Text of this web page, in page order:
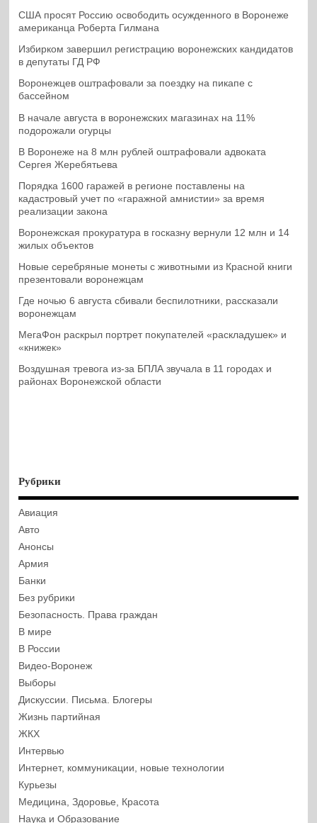
США просят Россию освободить осужденного в Воронеже
американца Роберта Гилмана
Избирком завершил регистрацию воронежских кандидатов
в депутаты ГД РФ
Воронежцев оштрафовали за поездку на пикапе с
бассейном
В начале августа в воронежских магазинах на 11%
подорожали огурцы
В Воронеже на 8 млн рублей оштрафовали адвоката
Сергея Жеребятьева
Порядка 1600 гаражей в регионе поставлены на
кадастровый учет по «гаражной амнистии» за время
реализации закона
Воронежская прокуратура в госказну вернули 12 млн и 14
жилых объектов
Новые серебряные монеты с животными из Красной книги
презентовали воронежцам
Где ночью 6 августа сбивали беспилотники, рассказали
воронежцам
МегаФон раскрыл портрет покупателей «раскладушек» и
«книжек»
Воздушная тревога из-за БПЛА звучала в 11 городах и
районах Воронежской области
Рубрики
Авиация
Авто
Анонсы
Армия
Банки
Без рубрики
Безопасность. Права граждан
В мире
В России
Видео-Воронеж
Выборы
Дискуссии. Письма. Блогеры
Жизнь партийная
ЖКХ
Интервью
Интернет, коммуникации, новые технологии
Курьезы
Медицина, Здоровье, Красота
Наука и Образование